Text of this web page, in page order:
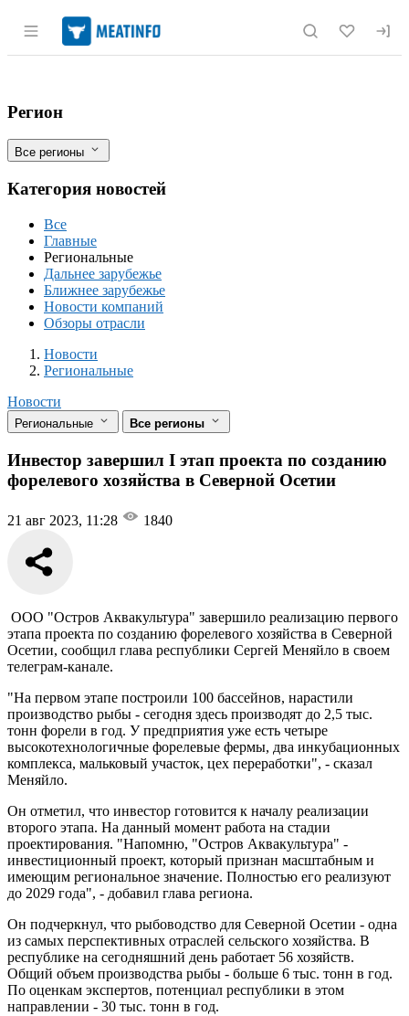
Раздел навигации по сайту
Инвестор завершил I этап проекта по
Фильтры
Регион
Все регионы
Категория новостей
Все
Главные
Региональные
Дальнее зарубежье
Ближнее зарубежье
Новости компаний
Обзоры отрасли
Новости
Разделы
Новости
Региональные
Новости
Региональные Все регионы
Инвестор завершил I этап проекта по созданию
форелевого хозяйства в Северной Осетии
21 авг 2023, 11:28 1840
ООО "Остров Аквакультура" завершило реализацию первого
этапа проекта по созданию форелевого хозяйства в Северной
Осетии, сообщил глава республики Сергей Меняйло в своем
телеграм-канале.
"На первом этапе построили 100 бассейнов, нарастили
производство рыбы - сегодня здесь производят до 2,5 тыс.
тонн форели в год. У предприятия уже есть четыре
высокотехнологичные форелевые фермы, два инкубационных
комплекса, мальковый участок, цех переработки", - сказал
Меняйло.
Он отметил, что инвестор готовится к началу реализации
второго этапа. На данный момент работа на стадии
проектирования. "Напомню, "Остров Аквакультура" -
инвестиционный проект, который признан масштабным и
имеющим региональное значение. Полностью его реализуют
до 2029 года", - добавил глава региона.
Он подчеркнул, что рыбоводство для Северной Осетии - одна
из самых перспективных отраслей сельского хозяйства. В
республике на сегодняшний день работает 56 хозяйств.
Общий объем производства рыбы - больше 6 тыс. тонн в год.
По оценкам экспертов, потенциал республики в этом
направлении - 30 тыс. тонн в год.